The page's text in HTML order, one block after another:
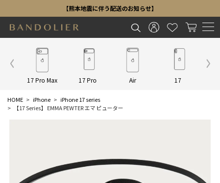
【熊本地震に伴う配送のお知らせ】
17 Pro Max 17 Pro Air 17
HOME iPhone
iPhone 17 series
【17 Series】 EMMA PEWTER エマ ピューター